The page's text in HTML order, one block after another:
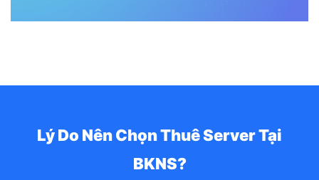
Lý Do Nên Chọn Thuê Server Tại
BKNS?